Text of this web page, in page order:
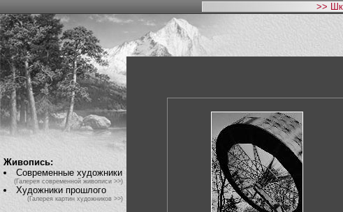
>>
Живопись:
Современные художники
(Галерея современной живописи >>)
Художники прошлого
(Галерея картин художников >>)